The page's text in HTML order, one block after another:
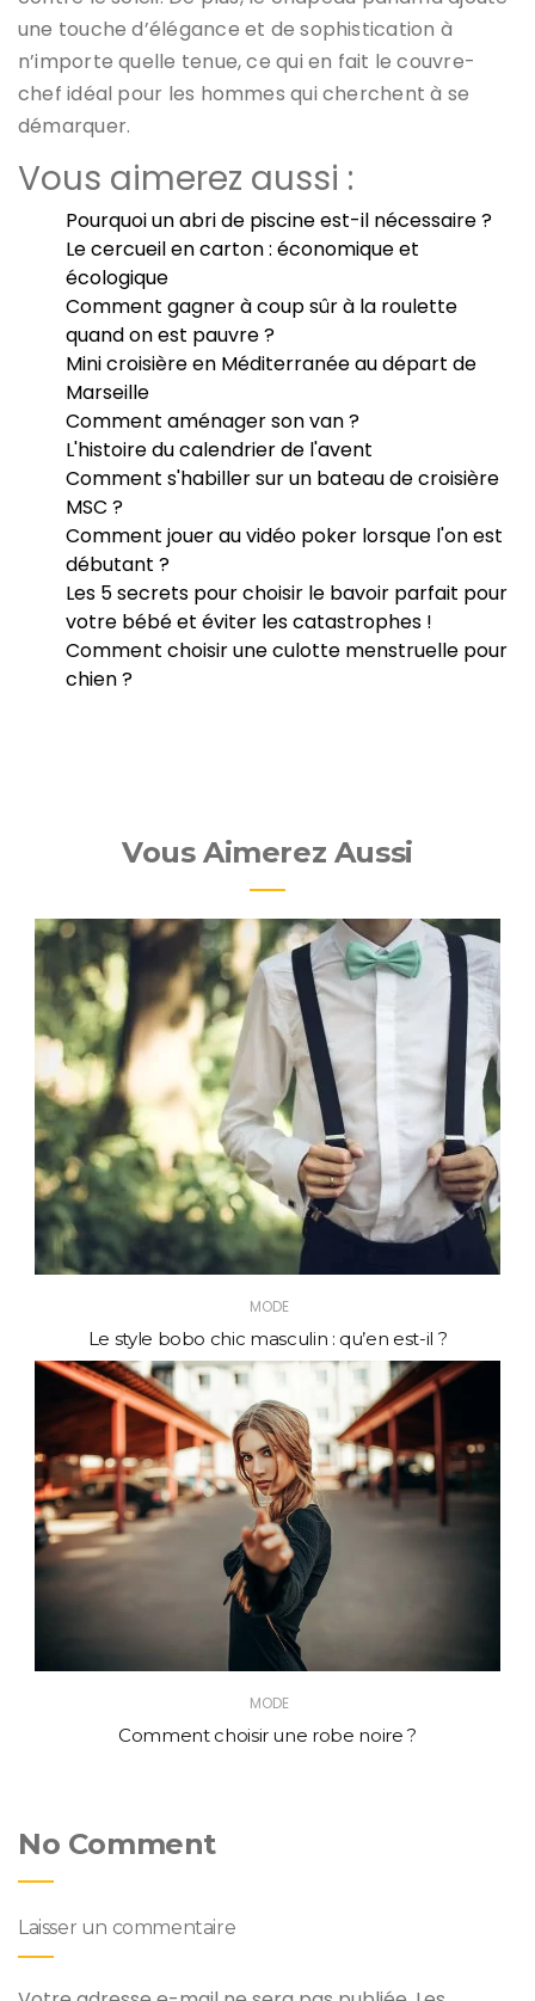
une touche d’élégance et de sophistication à
n’importe quelle tenue, ce qui en fait le couvre-
chef idéal pour les hommes qui cherchent à se
démarquer.
Vous aimerez aussi :
Pourquoi un abri de piscine est-il nécessaire ?
Le cercueil en carton : économique et
écologique
Comment gagner à coup sûr à la roulette
quand on est pauvre ?
Mini croisière en Méditerranée au départ de
Marseille
Comment aménager son van ?
L'histoire du calendrier de l'avent
Comment s'habiller sur un bateau de croisière
MSC ?
Comment jouer au vidéo poker lorsque l'on est
débutant ?
Les 5 secrets pour choisir le bavoir parfait pour
votre bébé et éviter les catastrophes !
Comment choisir une culotte menstruelle pour
chien ?
Vous Aimerez Aussi
MODE
Le style bobo chic masculin : qu’en est-il ?
MODE
Comment choisir une robe noire ?
No Comment
Laisser un commentaire